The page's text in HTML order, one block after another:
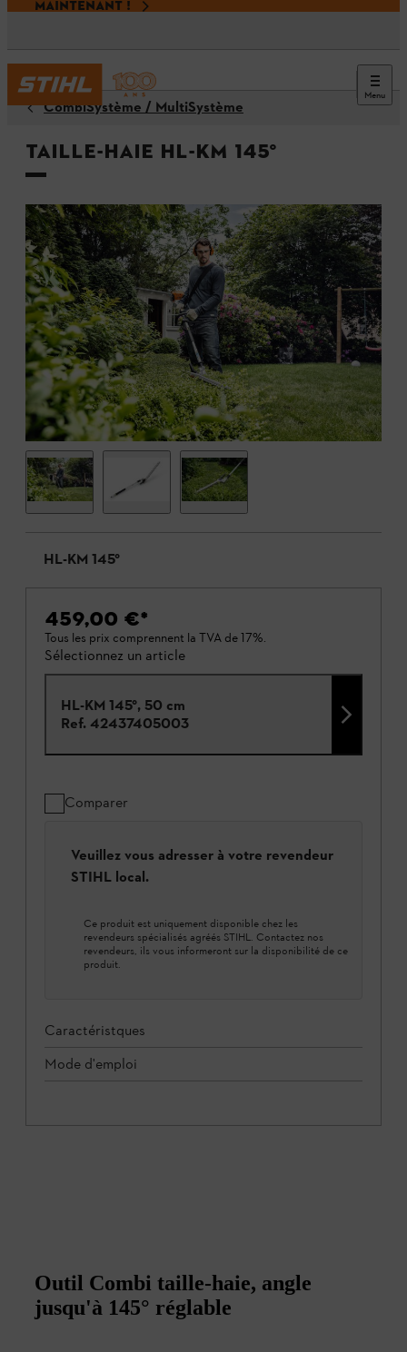
MAINTENANT !
Menu
CombiSystème / MultiSystème
Taille-haie HL-KM 145°
HL-KM 145°
459,00 €*
Tous les prix comprennent la TVA de 17%.
Sélectionnez un article
HL-KM 145°, 50 cm
Ref. 42437405003
Comparer
Veuillez vous adresser à votre revendeur
STIHL local.
Ce produit est uniquement disponible chez les
revendeurs spécialisés agréés STIHL. Contactez nos
revendeurs, ils vous informeront sur la disponibilité de ce
produit.
Caractéristques
Mode d'emploi
Outil Combi taille-haie, angle
jusqu'à 145° réglable